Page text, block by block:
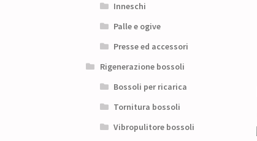
Inneschi
Palle e ogive
Presse ed accessori
Rigenerazione bossoli
Bossoli per ricarica
Tornitura bossoli
Vibropulitore bossoli